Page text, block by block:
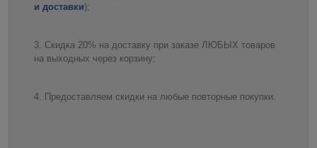
и доставки);
Скидка 20% на доставку при заказе ЛЮБЫХ товаров
на выходных через корзину;
Предоставляем скидки на любые повторные покупки.